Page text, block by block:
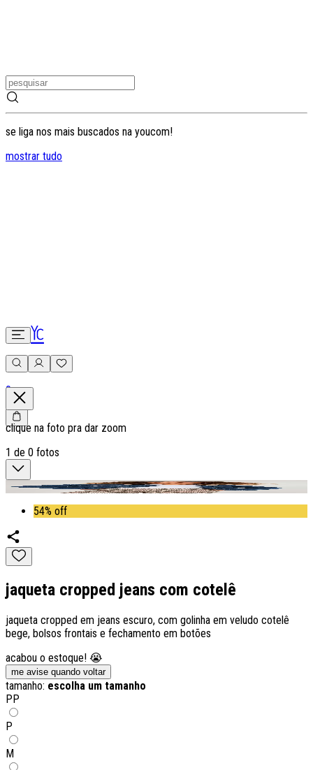
se liga nos mais buscados na youcom!
mostrar tudo
0
clique na foto pra dar zoom
1 de 0 fotos
54% off
jaqueta cropped jeans com cotelê
jaqueta cropped em jeans escuro, com golinha em veludo cotelê
bege, bolsos frontais e fechamento em botões
acabou o estoque! 😭
me avise quando voltar
tamanho: escolha um tamanho
PP
P
M